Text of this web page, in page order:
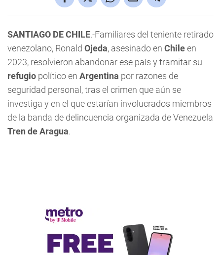
SANTIAGO DE CHILE.-Familiares del teniente retirado
venezolano, Ronald Ojeda, asesinado en Chileen
2023, resolvieron abandonar ese país y tramitar su
refugio político en Argentina por razones de
seguridad personal, tras el crimen que aún se
investiga y en el que estarían involucrados miembros
de la banda de delincuencia organizada de Venezuela
Tren de Aragua.